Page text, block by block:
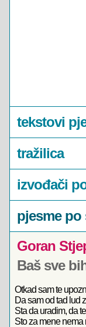
tekstovi
tražilica
izvođači
pjesme po
Goran
Baš sve
Otkad sam te
Da sam od tad lud
Sta da uradim, da
Sto za mene nema